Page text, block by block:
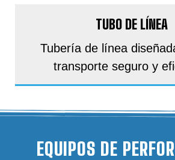
TUBO DE LÍNEA
Tubería de línea
transporte seguro y
EQUIPOS DE